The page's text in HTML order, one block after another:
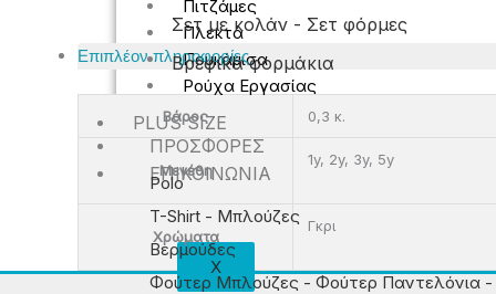
Σετ με κολάν - Σετ φόρμες
Βρεφικά φορμάκια
PLUS SIZE
Polo
T-Shirt - Μπλούζες
Βερμούδες
Φούτερ Μπλούζες - Φούτερ Παντελόνια -
Πιτζάμες
Πλεκτά
Πουκάμισα
Ρούχα Εργασίας
ΠΡΟΣΦΟΡΈΣ
ΕΠΙΚΟΙΝΩΝΊΑ
X
Επιπλέον πληροφορίες
Βάρος 0,3 κ.
Μεγέθη
1y, 2y, 3y, 5y
Χρώματα
Γκρι